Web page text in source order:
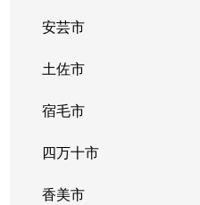
安芸市
土佐市
宿毛市
四万十市
香美市